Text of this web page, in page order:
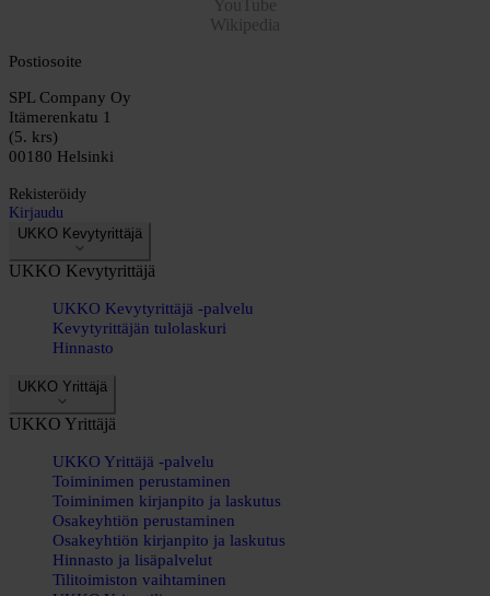
YouTube
Wikipedia
Postiosoite
SPL Company Oy
Itämerenkatu 1
(5. krs)
00180 Helsinki
Rekisteröidy
Kirjaudu
UKKO Kevytyrittäjä
UKKO Kevytyrittäjä
UKKO Kevytyrittäjä -palvelu
Kevytyrittäjän tulolaskuri
Hinnasto
UKKO Yrittäjä
UKKO Yrittäjä
UKKO Yrittäjä -palvelu
Toiminimen perustaminen
Toiminimen kirjanpito ja laskutus
Osakeyhtiön perustaminen
Osakeyhtiön kirjanpito ja laskutus
Hinnasto ja lisäpalvelut
Tilitoimiston vaihtaminen